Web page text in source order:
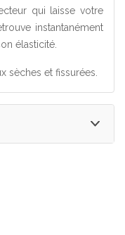
qui laisse votre
instantanément
élasticité.
sèches et fissurées.